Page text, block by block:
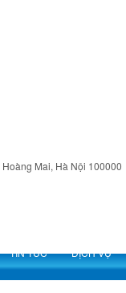
Hoàng Mai, Hà Nội 100000
TIN TỨC DỊCH VỤ